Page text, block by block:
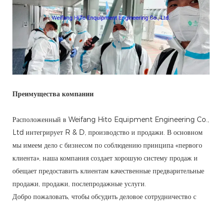
Преимущества компании
Расположенный в Weifang Hito Equipment Engineering Co.,
Ltd интегрирует R & D, производство и продажи. В основном
мы имеем дело с бизнесом по соблюдению принципа «первого
клиента», наша компания создает хорошую систему продаж и
обещает предоставить клиентам качественные предварительные
продажи, продажи, послепродажные услуги.
Добро пожаловать, чтобы обсудить деловое сотрудничество с